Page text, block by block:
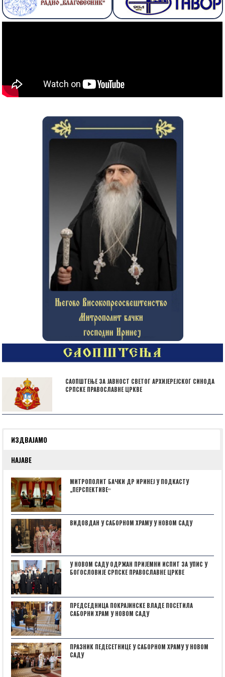
САОПШТЕЊЕ ЗА ЈАВНОСТ СВЕТОГ АРХИЈЕРЕЈСКОГ СИНОДА
СРПСКЕ ПРАВОСЛАВНЕ ЦРКВЕ
ИЗДВАЈАМО
НАЈАВЕ
МИТРОПОЛИТ БАЧКИ ДР ИРИНЕЈ У ПОДКАСТУ
„ПЕРСПЕКТИВЕˮ
ВИДОВДАН У САБОРНОМ ХРАМУ У НОВОМ САДУ
У НОВОМ САДУ ОДРЖАН ПРИЈЕМНИ ИСПИТ ЗА УПИС У
БОГОСЛОВИЈЕ СРПСКЕ ПРАВОСЛАВНЕ ЦРКВЕ
ПРЕДСЕДНИЦА ПОКРАЈИНСКЕ ВЛАДЕ ПОСЕТИЛА
САБОРНИ ХРАМ У НОВОМ САДУ
ПРАЗНИК ПЕДЕСЕТНИЦЕ У САБОРНОМ ХРАМУ У НОВОМ
САДУ